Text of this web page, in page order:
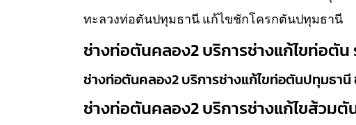
ทะลวงท่อตันปทุมธานี แก้ไขชักโครกตันปทุมธานี
ช่างท่อตันคลอง2 บริการช่างแก้ไขท่อตัน
ช่างท่อตันคลอง2 บริการช่างแก้ไขท่อตันปทุมธา
ช่างท่อตันคลอง2 บริการช่างแก้ไขส้วมตั